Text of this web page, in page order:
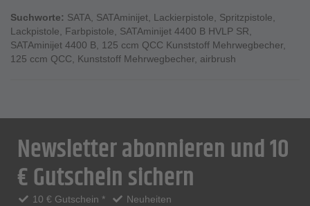
Suchworte: SATA, SATAminijet, Lackierpistole, Spritzpistole,
Lackpistole, Farbpistole, SATAminijet 4400 B HVLP SR,
SATAminijet 4400 B, 125 ccm QCC Kunststoff Mehrwegbecher,
125 ccm QCC, Kunststoff Mehrwegbecher, airbrush
Newsletter abonnieren und 10
€ Gutschein sichern
10 € Gutschein *
Neuheiten